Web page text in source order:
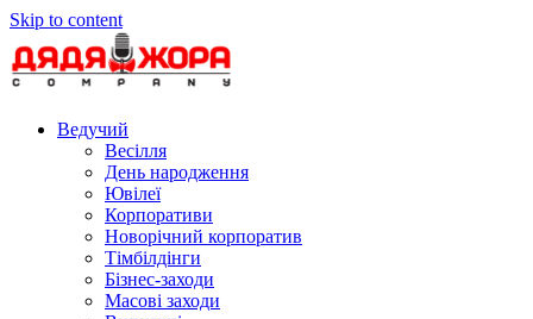
Skip to content
Ведучий
Весілля
День народження
Ювілеї
Корпоративи
Новорічний корпоратив
Тімбілдінги
Бізнес-заходи
Масові заходи